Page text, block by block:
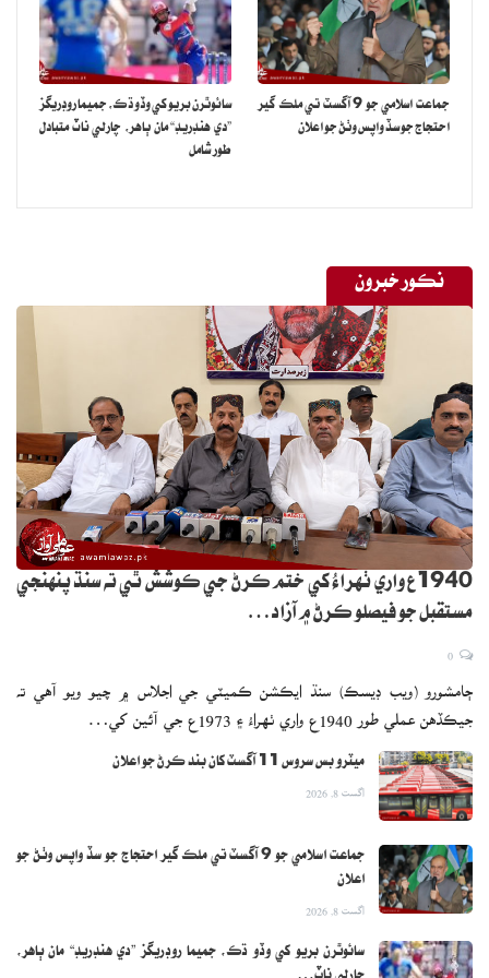
جماعت اسلامي جو 9 آگسٽ تي ملڪ گير
احتجاج جو سڏ واپس وٺڻ جو اعلان
سائوٿرن بريو کي وڏو ڌڪ، جميما روڊريگز
”دي هنڊريڊ“ مان ٻاهر، چارلي ناٽ متبادل
طور شامل
نڪور خبرون
1940ع واري ٺهراءُ کي ختم ڪرڻ جي ڪوشش ٿي ته سنڌ پنهنجي
مستقبل جو فيصلو ڪرڻ ۾ آزاد…
ڄامشورو (ويب ڊيسڪ) سنڌ ايڪشن ڪميٽي جي اجلاس ۾ چيو ويو آهي ته
جيڪڏهن عملي طور 1940ع واري ٺهراءُ ۽ 1973ع جي آئين کي…
ميٽرو بس سروس 11 آگسٽ کان بند ڪرڻ جو اعلان
اگست 8, 2026
جماعت اسلامي جو 9 آگسٽ تي ملڪ گير احتجاج جو سڏ واپس وٺڻ جو
اعلان
اگست 8, 2026
سائوٿرن بريو کي وڏو ڌڪ، جميما روڊريگز ”دي هنڊريڊ“ مان ٻاهر،